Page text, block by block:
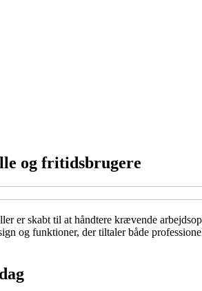
og fritidsbrugere
er skabt til at håndtere krævende
og funktioner, der tiltaler både